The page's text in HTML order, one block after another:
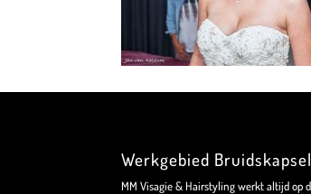
Werkgebied
MM Visagie & Hairstyling werkt altijd op